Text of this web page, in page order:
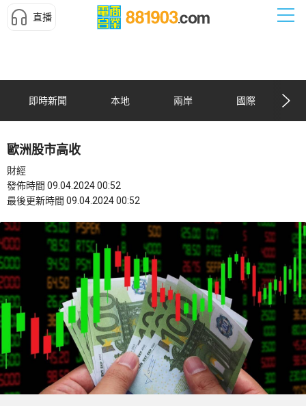
直播
即時新聞 本地 兩岸 國際
歐洲股市高收
財經
發佈時間 09.04.2024 00:52
最後更新時間 09.04.2024 00:52